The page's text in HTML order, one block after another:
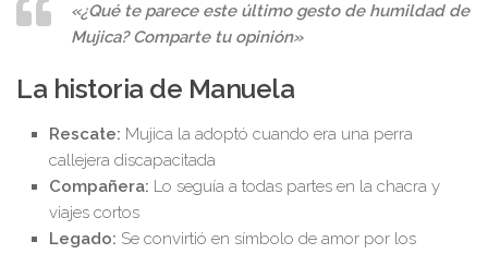
«¿Qué te parece este último gesto de humildad de
Mujica? Comparte tu opinión»
La historia de Manuela
Rescate: Mujica la adoptó cuando era una perra
callejera discapacitada
Compañera: Lo seguía a todas partes en la chacra y
viajes cortos
Legado: Se convirtió en símbolo de amor por los